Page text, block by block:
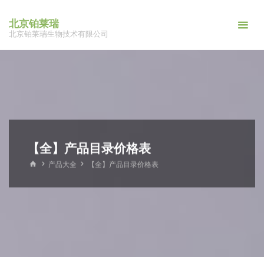
北京铂莱瑞
北京铂莱瑞生物技术有限公司
【全】产品目录价格表
首 产品大全 【全】产品目录价格表